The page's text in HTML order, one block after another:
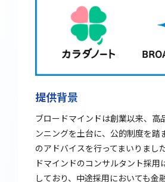
提供背景
ブロードマインドは創業以来、高
ンニングを土台に、公的制度を踏
のアドバイスを行ってまいりまし
ドマインドのコンサルタント採用
しており、中途採用においても金